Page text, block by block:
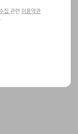
집 관련 이용약관